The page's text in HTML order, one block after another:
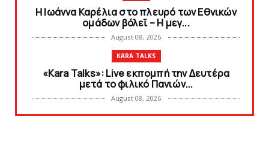
Η Ιωάννα Καρέλια στο πλευρό των Εθνικών
ομάδων βόλεϊ – H μεγ...
August 08, 2026
KARA TALKS
«Kara Talks»: Live εκπομπή την Δευτέρα
μετά το φιλικό Πανιών...
August 08, 2026
HEADLINES